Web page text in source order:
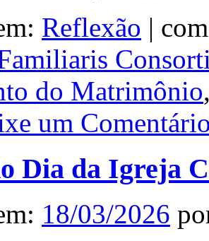
Reflexão |
do Matrimônio
um
Dia da Igreja
18/03/2026